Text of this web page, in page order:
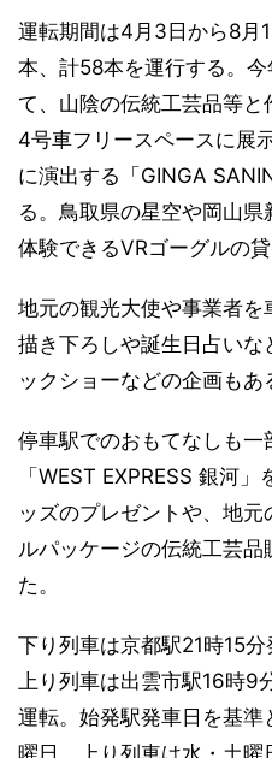
運転期間は4月3日から8月
本、計58本を運行する。
て、山陰の伝統工芸品等
4号車フリースペースに展
に演出する「GINGA
る。鳥取県の星空や岡山
体験できるVRゴーグルの
地元の観光大使や事業者
描き下ろしや誕生日占い
ックショーなどの企画もあ
停車駅でのおもてなしも一
「WEST EXPRESS 銀河
ッズのプレゼントや、地
ルパッケージの伝統工芸品
た。
下り列車は京都駅21時15分
上り列車は出雲市駅16時9
運転。始発駅発車日を基